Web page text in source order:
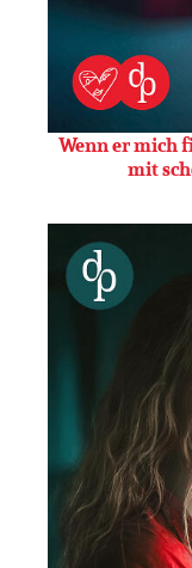
Wenn er mich
mit